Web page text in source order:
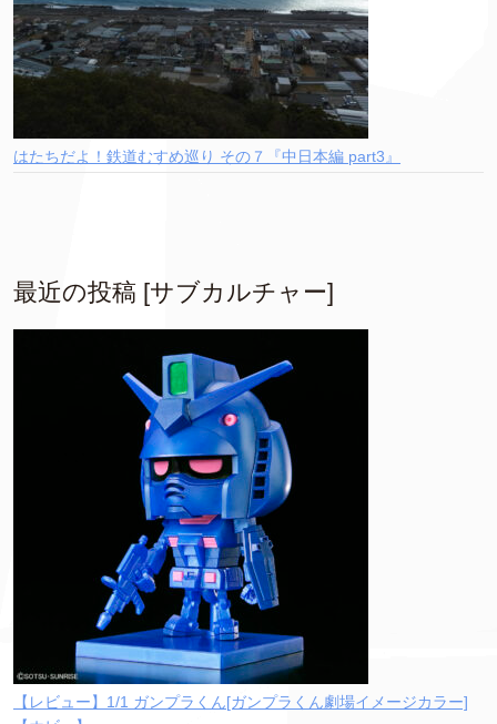
はたちだよ！鉄道むすめ巡り その７『中日本編 part3』
最近の投稿 [サブカルチャー]
【レビュー】1/1 ガンプラくん[ガンプラくん劇場イメージカラー]